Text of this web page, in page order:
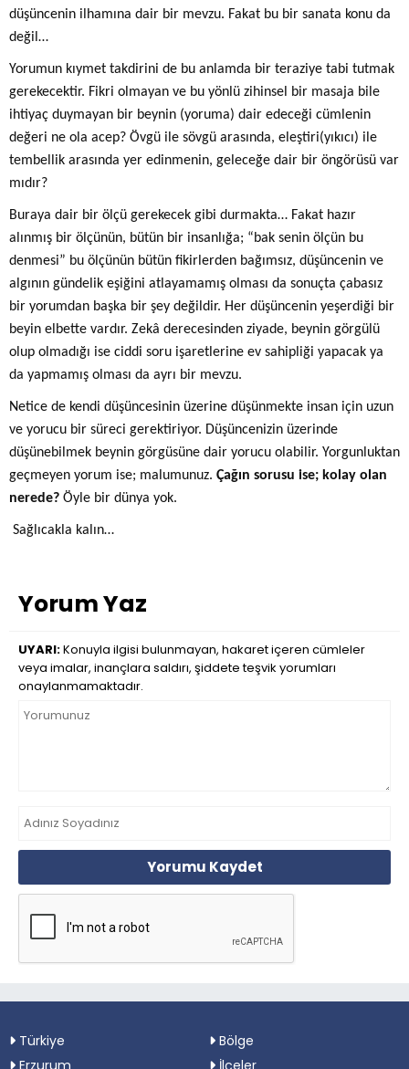
düşüncenin ilhamına dair bir mevzu. Fakat bu bir sanata konu da
değil…
Yorumun kıymet takdirini de bu anlamda bir teraziye tabi tutmak
gerekecektir. Fikri olmayan ve bu yönlü zihinsel bir masaja bile
ihtiyaç duymayan bir beynin (yoruma) dair edeceği cümlenin
değeri ne ola acep? Övgü ile sövgü arasında, eleştiri(yıkıcı) ile
tembellik arasında yer edinmenin, geleceğe dair bir öngörüsü var
mıdır?
Buraya dair bir ölçü gerekecek gibi durmakta… Fakat hazır
alınmış bir ölçünün, bütün bir insanlığa; “bak senin ölçün bu
denmesi” bu ölçünün bütün fikirlerden bağımsız, düşüncenin ve
algının gündelik eşiğini atlayamamış olması da sonuçta çabasız
bir yorumdan başka bir şey değildir. Her düşüncenin yeşerdiği bir
beyin elbette vardır. Zekâ derecesinden ziyade, beynin görgülü
olup olmadığı ise ciddi soru işaretlerine ev sahipliği yapacak ya
da yapmamış olması da ayrı bir mevzu.
Netice de kendi düşüncesinin üzerine düşünmekte insan için uzun
ve yorucu bir süreci gerektiriyor. Düşüncenizin üzerinde
düşünebilmek beynin görgüsüne dair yorucu olabilir. Yorgunluktan
geçmeyen yorum ise; malumunuz. Çağın sorusu ise; kolay olan
nerede? Öyle bir dünya yok.
Sağlıcakla kalın…
Yorum Yaz
UYARI:Konuyla ilgisi bulunmayan, hakaret içeren cümleler
veya imalar, inançlara saldırı, şiddete teşvik yorumları
onaylanmamaktadır.
Yorumu Kaydet
Türkiye
Bölge
Erzurum
İlçeler